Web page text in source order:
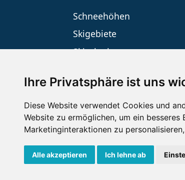
Ihre Privatsphäre ist uns
Diese Website verwendet Cookies und
Website zu ermöglichen, um ein besseres
Marketinginteraktionen zu personalisieren,
Alle akzeptieren Ich lehne ab
Schneehöhen
Skigebiete
Skiurlaub
Impressum